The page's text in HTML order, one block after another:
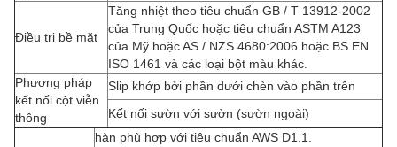
Điều trị bề mặt
Tăng nhiệt theo tiêu chuẩn GB / T 13912-2002
của Trung Quốc hoặc tiêu chuẩn ASTM A123
của Mỹ hoặc AS / NZS 4680:2006 hoặc BS EN
ISO 1461 và các loại bột màu khác.
Phương pháp
kết nối cột viễn
thông
Slip khớp bởi phần dưới chèn vào phần trên
Kết nối sườn với sườn (sườn ngoài)
hàn phù hợp với tiêu chuẩn AWS D1.1.